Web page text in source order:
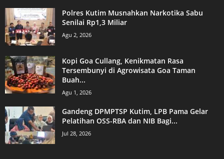
Polres Kutim Musnahkan Narkotika Sabu
Senilai Rp1,3 Miliar
Agu 2, 2026
Kopi Goa Cullang, Kenikmatan Rasa
Tersembunyi di Agrowisata Goa Taman
Buah...
Agu 1, 2026
Gandeng DPMPTSP Kutim, LPB Pama Gelar
Pelatihan OSS-RBA dan NIB Bagi...
Jul 28, 2026